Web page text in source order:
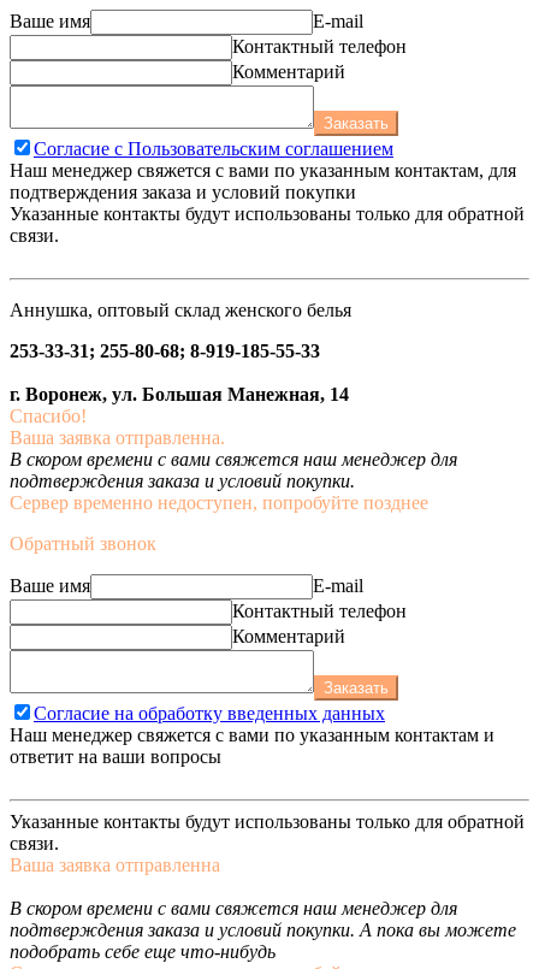
Ваше имя
E-mail
Контактный телефон
Комментарий
Заказать
Согласие с Пользовательским соглашением
Наш менеджер свяжется с вами по указанным контактам, для
подтверждения заказа и условий покупки
Указанные контакты будут использованы только для обратной
связи.
Аннушка, оптовый склад женского белья
253-33-31; 255-80-68; 8-919-185-55-33
г. Воронеж, ул. Большая Манежная, 14
Спасибо!
Ваша заявка отправленна.
В скором времени с вами свяжется наш менеджер для
подтверждения заказа и условий покупки.
Сервер временно недоступен, попробуйте позднее
Обратный звонок
Ваше имя
E-mail
Контактный телефон
Комментарий
Заказать
Согласие на обработку введенных данных
Наш менеджер свяжется с вами по указанным контактам и
ответит на ваши вопросы
Указанные контакты будут использованы только для обратной
связи.
Ваша заявка отправленна
В скором времени с вами свяжется наш менеджер для
подтверждения заказа и условий покупки. А пока вы можете
подобрать себе еще что-нибудь